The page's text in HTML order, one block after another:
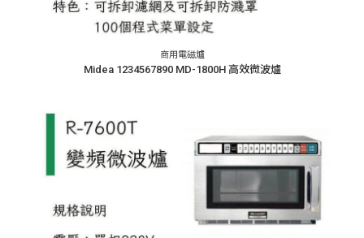
商用電磁爐
Midea 1234567890 MD-1800H 高效微波爐